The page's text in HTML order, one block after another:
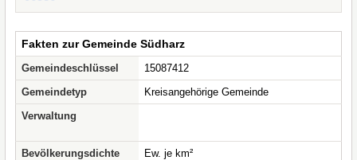
Fakten zur Gemeinde Südharz
Gemeindeschlüssel
15087412
Gemeindetyp
Kreisangehörige Gemeinde
Verwaltung
Bevölkerungsdichte
Ew. je km²